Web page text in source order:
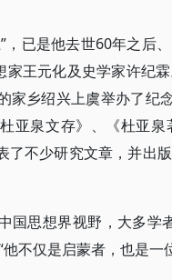
，已是他去世60年之后
家王元化及史学家许纪
家乡绍兴上虞举办了纪
亚泉文存》、《杜亚泉
了不少研究文章，并出
国思想界视野，大多学
不仅是启蒙者，也是一